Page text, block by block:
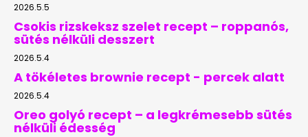
2026.5.5
Csokis rizskeksz szelet recept – roppanós,
sütés nélküli desszert
2026.5.4
A tökéletes brownie recept - percek alatt
2026.5.4
Oreo golyó recept – a legkrémesebb sütés
nélküli édesség